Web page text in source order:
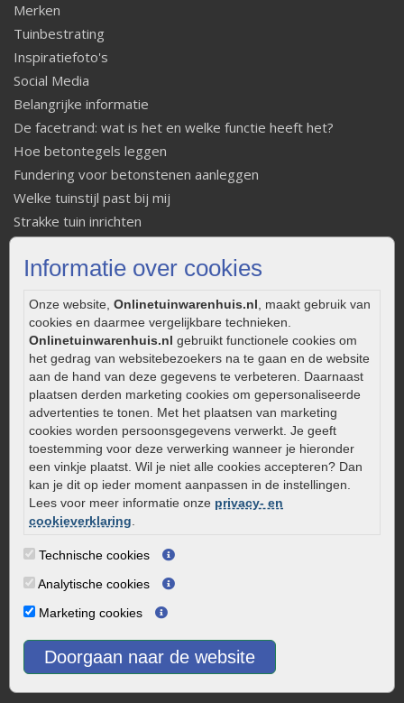
Informatie over cookies
Onze website, Onlinetuinwarenhuis.nl, maakt gebruik van
cookies en daarmee vergelijkbare technieken.
Onlinetuinwarenhuis.nl gebruikt functionele cookies om
het gedrag van websitebezoekers na te gaan en de website
aan de hand van deze gegevens te verbeteren. Daarnaast
plaatsen derden marketing cookies om gepersonaliseerde
advertenties te tonen. Met het plaatsen van marketing
cookies worden persoonsgegevens verwerkt. Je geeft
toestemming voor deze verwerking wanneer je hieronder
een vinkje plaatst. Wil je niet alle cookies accepteren? Dan
kan je dit op ieder moment aanpassen in de instellingen.
Lees voor meer informatie onze privacy- en
cookieverklaring.
Technische cookies
Analytische cookies
Marketing cookies
Doorgaan naar de website
Merken
Tuinbestrating
Inspiratiefoto's
Social Media
Belangrijke informatie
De facetrand: wat is het en welke functie heeft het?
Hoe betontegels leggen
Fundering voor betonstenen aanleggen
Welke tuinstijl past bij mij
Strakke tuin inrichten
Onderhoud van gebakken bestrating
Zelf een terras aanleggen
Kleine stadstuin inrichten
0320 – 219170
Kaapstanderweg 41
8243 RB Lelystad
info@onlinetuinwarenhuis.nl
Routebeschrijving
Openingstijden
Maandag
Dinsdag
Woensdag
Donderdag
Vrijdag
Zaterdag
08:00 - 15.00
Zondag
Gesloten